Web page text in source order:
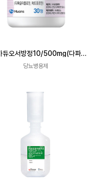
듀오서방정10/500mg(다파글
당뇨병용제